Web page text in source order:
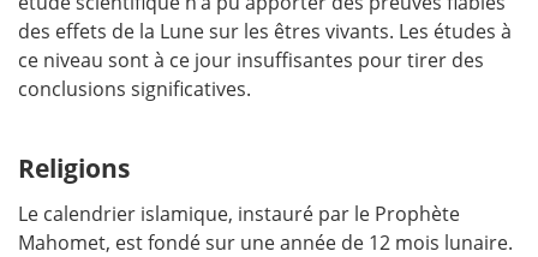
des effets de la Lune sur les êtres vivants. Les études à
ce niveau sont à ce jour insuffisantes pour tirer des
conclusions significatives.
Religions
Le calendrier islamique, instauré par le Prophète
Mahomet, est fondé sur une année de 12 mois lunaire.